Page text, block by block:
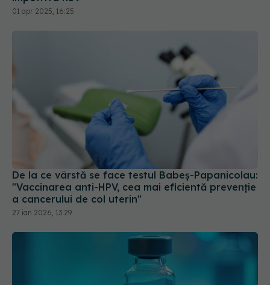
01 apr 2025, 16:25
De la ce vârstă se face testul Babeş-Papanicolau:
"Vaccinarea anti-HPV, cea mai eficientă prevenţie
a cancerului de col uterin"
27 ian 2026, 13:29